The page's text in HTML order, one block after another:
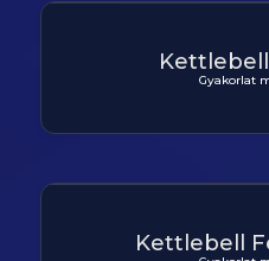
Gyakorlat
Kettlebell